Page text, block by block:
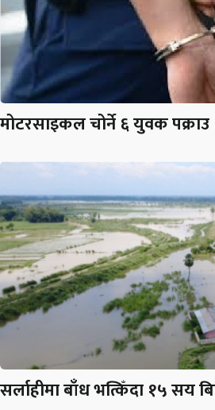
मोटरसाइकल चोर्ने ६ युवक पक्राउ
सर्लाहीमा बाँध भत्किँदा १५ सय